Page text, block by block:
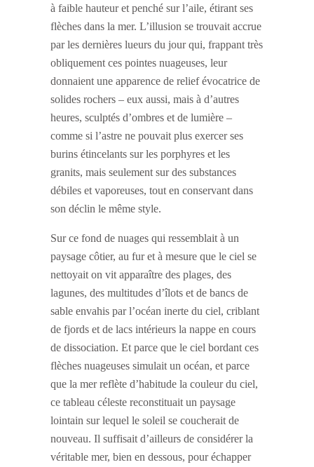
à faible hauteur et penché sur l’aile, étirant ses
flèches dans la mer. L’illusion se trouvait accrue
par les dernières lueurs du jour qui, frappant très
obliquement ces pointes nuageuses, leur
donnaient une apparence de relief évocatrice de
solides rochers – eux aussi, mais à d’autres
heures, sculptés d’ombres et de lumière –
comme si l’astre ne pouvait plus exercer ses
burins étincelants sur les porphyres et les
granits, mais seulement sur des substances
débiles et vaporeuses, tout en conservant dans
son déclin le même style.
Sur ce fond de nuages qui ressemblait à un
paysage côtier, au fur et à mesure que le ciel se
nettoyait on vit apparaître des plages, des
lagunes, des multitudes d’îlots et de bancs de
sable envahis par l’océan inerte du ciel, criblant
de fjords et de lacs intérieurs la nappe en cours
de dissociation. Et parce que le ciel bordant ces
flèches nuageuses simulait un océan, et parce
que la mer reflète d’habitude la couleur du ciel,
ce tableau céleste reconstituait un paysage
lointain sur lequel le soleil se coucherait de
nouveau. Il suffisait d’ailleurs de considérer la
véritable mer, bien en dessous, pour échapper